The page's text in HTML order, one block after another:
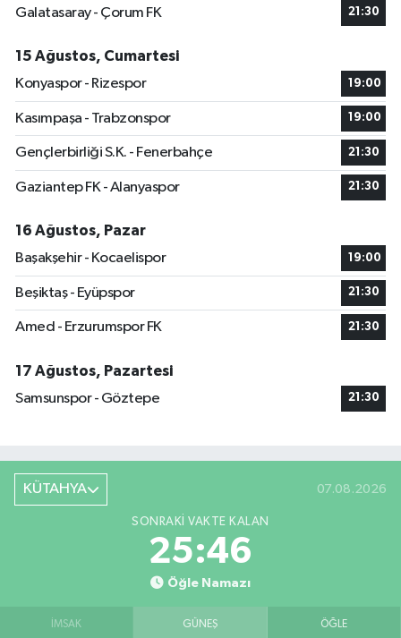
Galatasaray - Çorum FK
21:30
15 Ağustos, Cumartesi
Konyaspor - Rizespor
19:00
Kasımpaşa - Trabzonspor 19:00
Gençlerbirliği S.K. - Fenerbahçe 21:30
Gaziantep FK - Alanyaspor 21:30
16 Ağustos, Pazar
Başakşehir - Kocaelispor
19:00
Beşiktaş - Eyüpspor 21:30
Amed - Erzurumspor FK 21:30
17 Ağustos, Pazartesi
Samsunspor - Göztepe
21:30
KÜTAHYA 07.08.2026
SONRAKI VAKTE KALAN
25:45
Öğle Namazı
İMSAK GÜNEŞ ÖĞLE